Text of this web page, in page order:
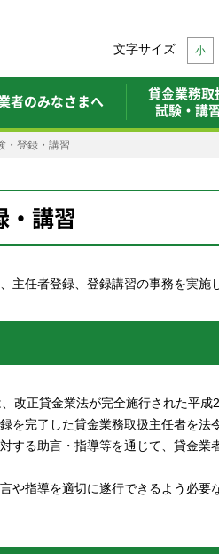
文字サイズ 小
者のみなさまへ
貸金業務取
試験・講
・登録・講習
・講習
主任者登録、登録講習の事務を実施
改正貸金業法が完全施行された平成
を完了した貸金業務取扱主任者を法
する助言・指導等を通じて、貸金業
指導を適切に遂行できるよう必要